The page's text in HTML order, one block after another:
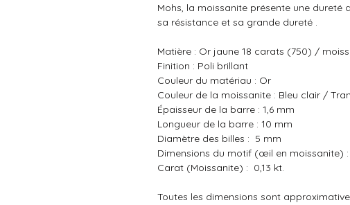
Mohs, la moissanite présente une dureté
sa résistance et sa grande dureté .
Matière : Or jaune 18 carats (750) /
Finition : Poli brillant
Couleur du matériau : Or
Couleur de la moissanite : Bleu clair /
Épaisseur de la barre : 1,6 mm
Longueur de la barre : 10 mm
Diamètre des billes : 5 mm
Dimensions du motif (œil en moissanite)
Carat (Moissanite) : 0,13 kt.
Toutes les dimensions sont